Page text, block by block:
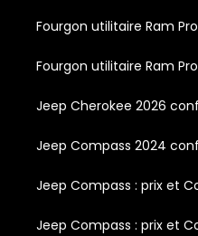
Fourgon utilitaire Ram
Fourgon utilitaire Ram
Jeep Cherokee 2026
Jeep Compass 2024
Jeep Compass : prix et
Jeep Compass : prix et